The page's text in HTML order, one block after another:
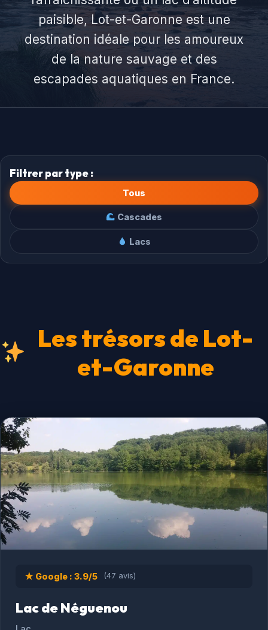
paisible, Lot-et-Garonne est une
destination idéale pour les amoureux
de la nature sauvage et des
escapades aquatiques en France.
Filtrer par type :
Tous
Cascades
Lacs
Les trésors de Lot-
et-Garonne
★ Google : 3.9/5 (47 avis)
Lac de Néguenou